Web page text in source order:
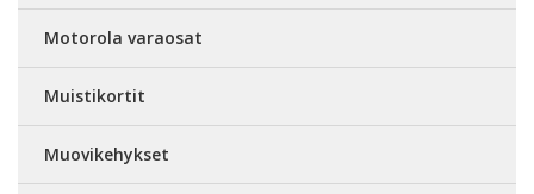
Motorola varaosat
Muistikortit
Muovikehykset